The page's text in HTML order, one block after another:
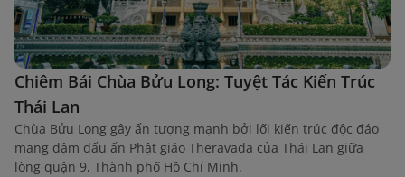
Chiêm Bái Chùa Bửu Long: Tuyệt Tác Kiến Trúc
Thái Lan
Chùa Bửu Long gây ấn tượng mạnh bởi lối kiến trúc độc đáo
mang đậm dấu ấn Phật giáo Theravāda của Thái Lan giữa
lòng quận 9, Thành phố Hồ Chí Minh.